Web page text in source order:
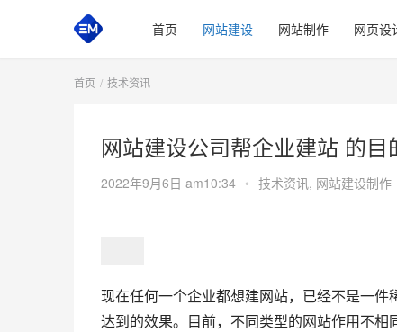
首页 网站建设 网站制作 网页设
首页 技术资讯
网站建设公司帮企业建站 的目
2022年9月6日 am10:34 • 技术资讯, 网站建设制作
现在任何一个企业都想建网站，已经不是一
达到的效果。目前，不同类型的网站作用不